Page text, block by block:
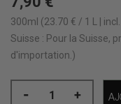
300ml (23.70 € / 1 L |
Suisse : Pour la Suisse,
d'importation.)
- +